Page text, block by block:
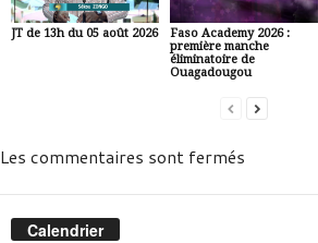
JT de 13h du 05 août 2026
Faso Academy 2026 :
première manche
éliminatoire de
Ouagadougou
Les commentaires sont fermés
Calendrier